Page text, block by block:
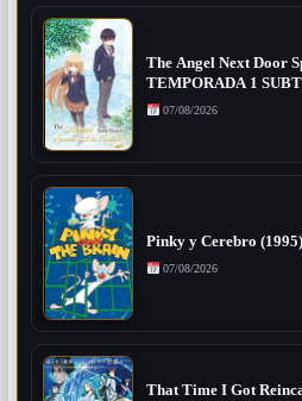
The Angel Next Door
TEMPORADA 1
07/08/2026
Pinky y Cerebro
07/08/2026
That Time I Got